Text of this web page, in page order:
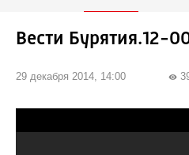
Вести Бурятия.12-
29 декабря 2014, 14:00 visibility